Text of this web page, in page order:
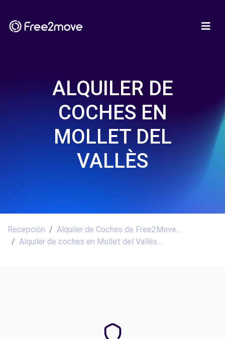
ALQUILER DE
COCHES EN
MOLLET DEL
VALLÈS
Recepción
Alquiler de Coches de Free2Move...
Alquiler de coches en Mollet del Vallès...